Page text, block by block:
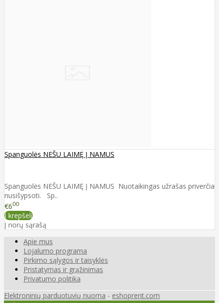
Spanguolės NEŠU LAIMĘ Į NAMUS
Spanguolės NEŠU LAIMĘ Į NAMUS Nuotaikingas užrašas priverčia
nusišypsoti. Sp..
€600
Į krepšelį
Į norų sąrašą
Apie mus
Lojalumo programa
Pirkimo sąlygos ir taisyklės
Pristatymas ir grąžinimas
Privatumo politika
Elektroninių parduotuvių nuoma - eshoprent.com